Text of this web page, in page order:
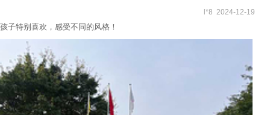
l*8 2024-12-19
子特别喜欢，感受不同的风格！